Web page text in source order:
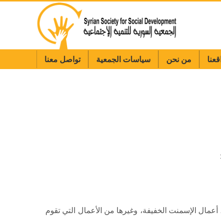
من نحن سياسات الجمعية تواصل معنا
أعمال الإسمنت الخفيفة، وغيرها من الأعمال التي تقوم